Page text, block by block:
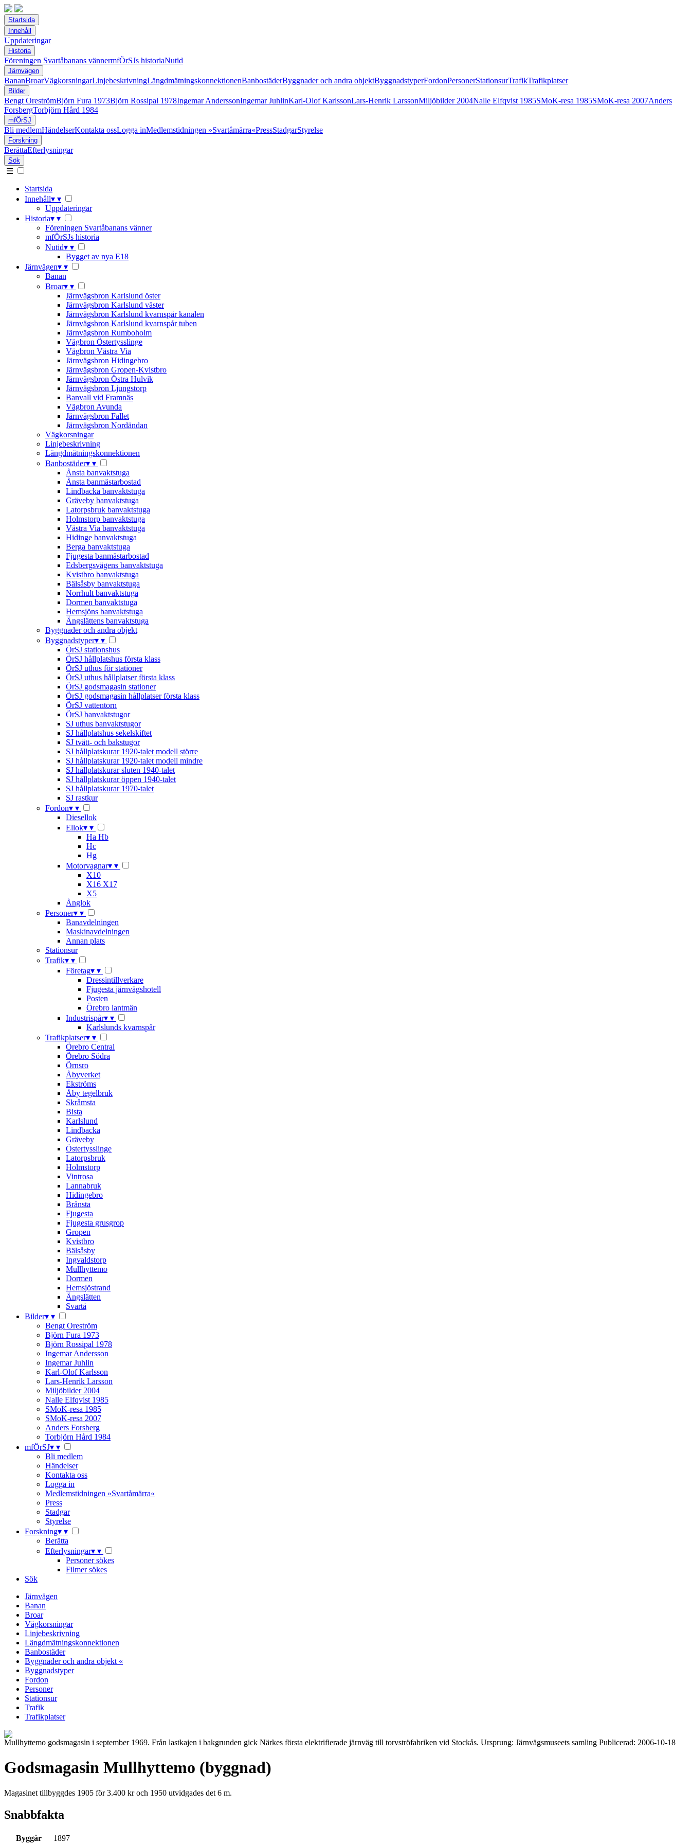
Startsida
Innehåll
Uppdateringar
Historia
Föreningen Svartåbanans vännermfÖrSJs historiaNutid
Järnvägen
BananBroarVägkorsningarLinjebeskrivningLängdmätningskonnektionenBanbostäderByggnader och andra objektByggnadstyperFordonPersonerStationsurTrafikTrafikplatser
Bilder
Bengt OreströmBjörn Fura 1973Björn Rossipal 1978Ingemar AnderssonIngemar JuhlinKarl-Olof KarlssonLars-Henrik LarssonMiljöbilder 2004Nalle Elfqvist 1985SMoK-resa 1985SMoK-resa 2007Anders
ForsbergTorbjörn Hård 1984
mfÖrSJ
Bli medlemHändelserKontakta ossLogga inMedlemstidningen »Svartåmärra«PressStadgarStyrelse
Forskning
BerättaEfterlysningar
Sök
☰
Startsida
Innehåll▾ ▾
Uppdateringar
Historia▾ ▾
Föreningen Svartåbanans vänner
mfÖrSJs historia
Nutid▾ ▾
Bygget av nya E18
Järnvägen▾ ▾
Banan
Broar▾ ▾
Järnvägsbron Karlslund öster
Järnvägsbron Karlslund väster
Järnvägsbron Karlslund kvarnspår kanalen
Järnvägsbron Karlslund kvarnspår tuben
Järnvägsbron Rumboholm
Vägbron Östertysslinge
Vägbron Västra Via
Järnvägsbron Hidingebro
Järnvägsbron Gropen-Kvistbro
Järnvägsbron Östra Hulvik
Järnvägsbron Ljungstorp
Banvall vid Framnäs
Vägbron Avunda
Järnvägsbron Fallet
Järnvägsbron Nordändan
Vägkorsningar
Linjebeskrivning
Längdmätningskonnektionen
Banbostäder▾ ▾
Ånsta banvaktstuga
Ånsta banmästarbostad
Lindbacka banvaktstuga
Gräveby banvaktstuga
Latorpsbruk banvaktstuga
Holmstorp banvaktstuga
Västra Via banvaktstuga
Hidinge banvaktstuga
Berga banvaktstuga
Fjugesta banmästarbostad
Edsbergsvägens banvaktstuga
Kvistbro banvaktstuga
Bälsåsby banvaktstuga
Norrhult banvaktstuga
Dormen banvaktstuga
Hemsjöns banvaktstuga
Ängslättens banvaktstuga
Byggnader och andra objekt
Byggnadstyper▾ ▾
ÖrSJ stationshus
ÖrSJ hållplatshus första klass
ÖrSJ uthus för stationer
ÖrSJ uthus hållplatser första klass
ÖrSJ godsmagasin stationer
ÖrSJ godsmagasin hållplatser första klass
ÖrSJ vattentorn
ÖrSJ banvaktstugor
SJ uthus banvaktstugor
SJ hållplatshus sekelskiftet
SJ tvätt- och bakstugor
SJ hållplatskurar 1920-talet modell större
SJ hållplatskurar 1920-talet modell mindre
SJ hållplatskurar sluten 1940-talet
SJ hållplatskurar öppen 1940-talet
SJ hållplatskurar 1970-talet
SJ rastkur
Fordon▾ ▾
Diesellok
Ellok▾ ▾
Ha Hb
Hc
Hg
Motorvagnar▾ ▾
X10
X16 X17
X5
Ånglok
Personer▾ ▾
Banavdelningen
Maskinavdelningen
Annan plats
Stationsur
Trafik▾ ▾
Företag▾ ▾
Dressintillverkare
Fjugesta järnvägshotell
Posten
Örebro lantmän
Industrispår▾ ▾
Karlslunds kvarnspår
Trafikplatser▾ ▾
Örebro Central
Örebro Södra
Örnsro
Åbyverket
Ekströms
Åby tegelbruk
Skråmsta
Bista
Karlslund
Lindbacka
Gräveby
Östertysslinge
Latorpsbruk
Holmstorp
Vintrosa
Lannabruk
Hidingebro
Brånsta
Fjugesta
Fjugesta grusgrop
Gropen
Kvistbro
Bälsåsby
Ingvaldstorp
Mullhyttemo
Dormen
Hemsjöstrand
Ängslätten
Svartå
Bilder▾ ▾
Bengt Oreström
Björn Fura 1973
Björn Rossipal 1978
Ingemar Andersson
Ingemar Juhlin
Karl-Olof Karlsson
Lars-Henrik Larsson
Miljöbilder 2004
Nalle Elfqvist 1985
SMoK-resa 1985
SMoK-resa 2007
Anders Forsberg
Torbjörn Hård 1984
mfÖrSJ▾ ▾
Bli medlem
Händelser
Kontakta oss
Logga in
Medlemstidningen »Svartåmärra«
Press
Stadgar
Styrelse
Forskning▾ ▾
Berätta
Efterlysningar▾ ▾
Personer sökes
Filmer sökes
Sök
Järnvägen
Banan
Broar
Vägkorsningar
Linjebeskrivning
Längdmätningskonnektionen
Banbostäder
Byggnader och andra objekt «
Byggnadstyper
Fordon
Personer
Stationsur
Trafik
Trafikplatser
Mullhyttemo godsmagasin i september 1969. Från lastkajen i bakgrunden gick Närkes första elektrifierade järnväg till torvströfabriken vid Stockås. Ursprung: Järnvägsmuseets samling Publicerad: 2006-10-18
Godsmagasin Mullhyttemo (byggnad)
Magasinet tillbyggdes 1905 för 3.400 kr och 1950 utvidgades det 6 m.
Snabbfakta
Byggår 1897